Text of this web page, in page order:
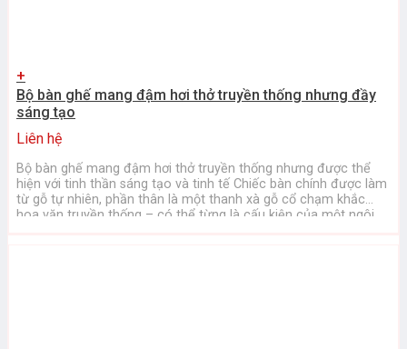
+
Bộ bàn ghế mang đậm hơi thở truyền thống nhưng đầy
sáng tạo
Liên hệ
Bộ bàn ghế mang đậm hơi thở truyền thống nhưng được thể
hiện với tinh thần sáng tạo và tinh tế Chiếc bàn chính được làm
từ gỗ tự nhiên, phần thân là một thanh xà gỗ cổ chạm khắc
hoa văn truyền thống – có thể từng là cấu kiện của một ngôi